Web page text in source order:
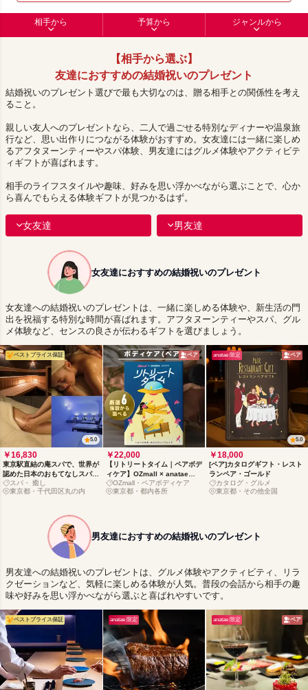
相手から 予算から ジャンルから
【相手から選ぶ】
友達におすすめの結婚祝いのプレゼント
結婚祝いのプレゼント選びで最も大切なのは、贈る相手との関係性を考え
ること。
親しい友人へのプレゼントなら、二人で過ごせる特別なディナーや温泉旅
行など、思い出作りにつながる体験がおすすめ。女友達には一緒に楽しめ
るアフタヌーンティーやスパ体験、男友達にはグルメ体験やアクティビテ
ィギフトが喜ばれます。
相手のライフスタイルや趣味、好みを思い浮かべながら選ぶことで、心か
ら喜んでもらえる体験ギフトが見つかるはず。
女友達 男友達
女友達におすすめの結婚祝いのプレゼント
女友達への結婚祝いのプレゼントは、一緒に楽しめる体験や、新生活の門
出を祝福する特別な時間が喜ばれます。アフタヌーンティーやスパ、グル
メ体験など、センスの良さが伝わるギフトを選びましょう。
ベストプライス保証
5.0
￥16,830
東京駅直結の庵スパで、世界が
認めた日本のおもてなしスパ体
験スパ・ 癒し
東京都・千代田区丸の内
ペア
￥22,000
【リトリートタイム｜ペアボデ
ィケア】OZmall × anatae
presents カタログギフト
OZmall・ペアボディケア
東京都・都内各所
anatae 限定 ペア
5.0
￥18,000
[ペア]カタログギフト・レスト
ランペア・ゴールド
カタログ・グルメ
東京都・その他全国
男友達におすすめの結婚祝いのプレゼント
男友達への結婚祝いのプレゼントは、グルメ体験やアクティビティ、リラ
クゼーションなど、気軽に楽しめる体験が人気。普段の会話から相手の趣
味や好みを思い浮かべながら選ぶと喜ばれやすいです。
ベストプライス保証 anatae 限定 anatae 限定 ペア